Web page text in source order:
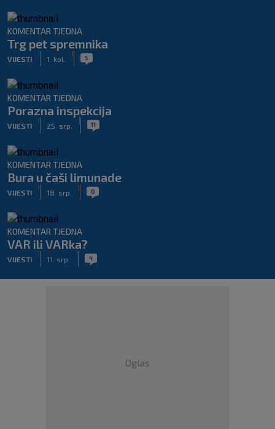
KOMENTAR TJEDNA
Trg pet spremnika
VIJESTI 1. kol. 5
KOMENTAR TJEDNA
Porazna inspekcija
VIJESTI 25. srp. 11
KOMENTAR TJEDNA
Bura u čaši limunade
VIJESTI 18. srp. 0
KOMENTAR TJEDNA
VAR ili VARka?
VIJESTI 11. srp. 4
Oglas